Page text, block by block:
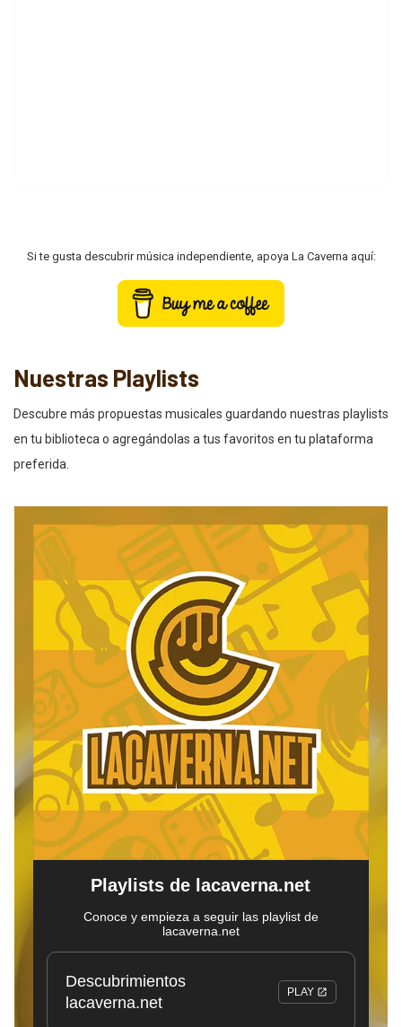
Si te gusta descubrir música independiente, apoya La Caverna aquí:
Nuestras Playlists
Descubre más propuestas musicales guardando nuestras playlists
en tu biblioteca o agregándolas a tus favoritos en tu plataforma
preferida.